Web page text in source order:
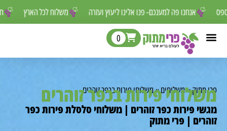
משלוח לכל הארץ אנחנו פה למענכם- פנו אלינו ליעוץ ועזרה לפספס
0
»משלוחים»משלוחי פירות בכפר זוהרים
פירות בכפר זוהרים
פירות כפר זוהרים | משלוחי סלסלת פירות כפר
| פרי מתוק